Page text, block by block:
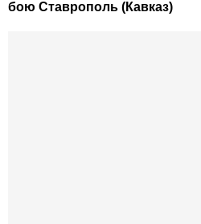
бою Ставрополь (Кавказ)